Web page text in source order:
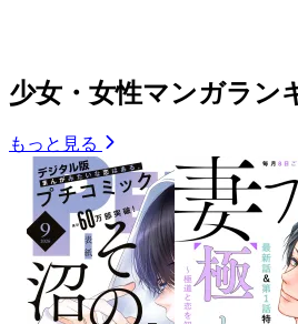
少女・女性マンガラン
もっと見る